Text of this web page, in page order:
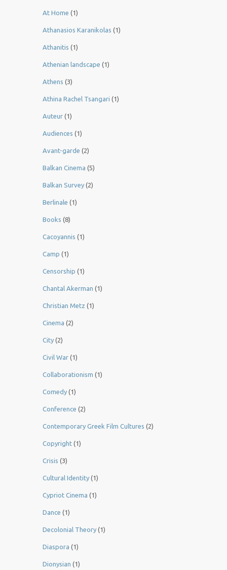
At Home (1)
Athanasios Karanikolas (1)
Athanitis (1)
Athenian landscape (1)
Athens (3)
Athina Rachel Tsangari (1)
Auteur (1)
Audiences (1)
Avant-garde (2)
Balkan Cinema (5)
Balkan Survey (2)
Berlinale (1)
Books (8)
Cacoyannis (1)
Camp (1)
Censorship (1)
Chantal Akerman (1)
Christian Metz (1)
Cinema (2)
City (2)
Civil War (1)
Collaborationism (1)
Comedy (1)
Conference (2)
Contemporary Greek Film Cultures (2)
Copyright (1)
Crisis (3)
Cultural Identity (1)
Cypriot Cinema (1)
Dance (1)
Decolonial Theory (1)
Diaspora (1)
Dionysian (1)